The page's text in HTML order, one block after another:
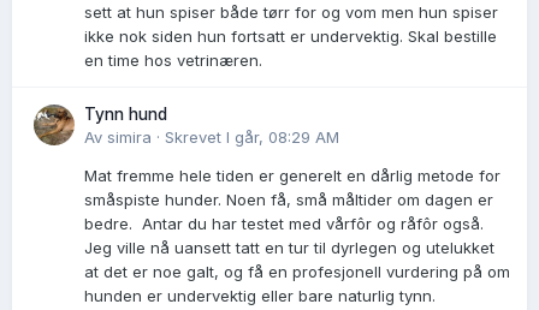
sett at hun spiser både tørr for og vom men hun spiser
ikke nok siden hun fortsatt er undervektig. Skal bestille
en time hos vetrinæren.
Tynn hund
Av simira · Skrevet I går, 08:29 AM
Mat fremme hele tiden er generelt en dårlig metode for
småspiste hunder. Noen få, små måltider om dagen er
bedre. Antar du har testet med vårfôr og råfôr også.
Jeg ville nå uansett tatt en tur til dyrlegen og utelukket
at det er noe galt, og få en profesjonell vurdering på om
hunden er undervektig eller bare naturlig tynn.